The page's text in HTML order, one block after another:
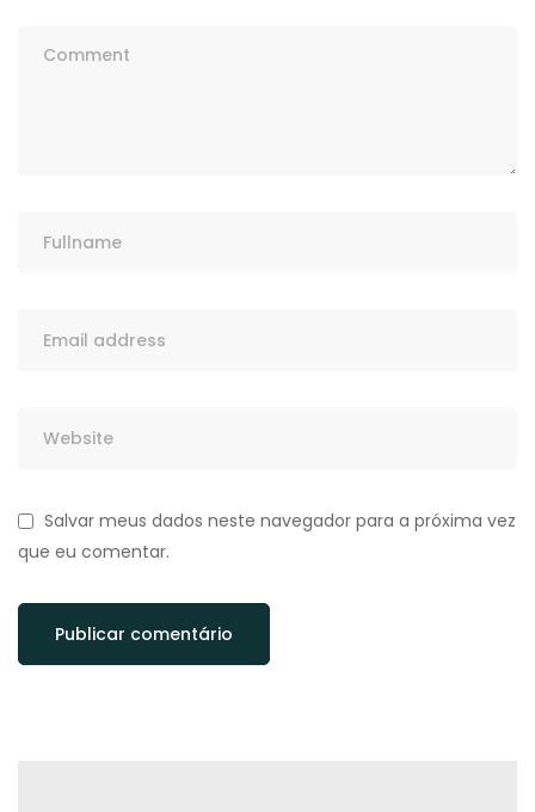
Salvar meus dados neste navegador para a próxima vez
que eu comentar.